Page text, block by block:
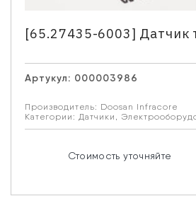
[65.27435-6003] Датчик
Артукул: 000003986
Производитель: Doosan Infracore
Категории: Датчики ,
Стоимость уточняйте